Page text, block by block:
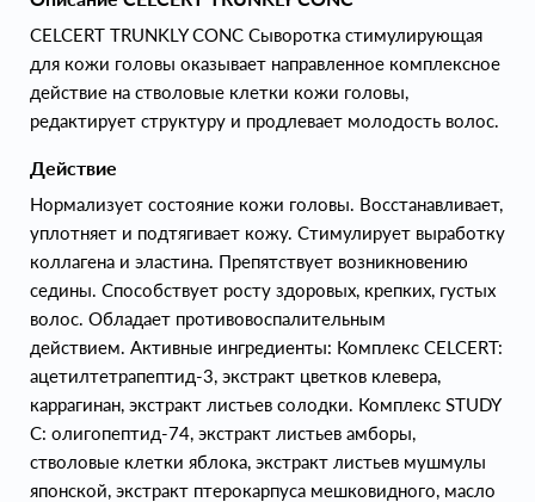
CELCERT TRUNKLY CONC Сыворотка стимулирующая
для кожи головы оказывает направленное комплексное
действие на стволовые клетки кожи головы,
редактирует структуру и продлевает молодость волос.
Действие
Нормализует состояние кожи головы. Восстанавливает,
уплотняет и подтягивает кожу. Стимулирует выработку
коллагена и эластина. Препятствует возникновению
седины. Способствует росту здоровых, крепких, густых
волос. Обладает противовоспалительным
действием. Активные ингредиенты: Комплекс CELCERT:
ацетилтетрапептид-3, экстракт цветков клевера,
каррагинан, экстракт листьев солодки. Комплекс STUDY
C: олигопептид-74, экстракт листьев амборы,
стволовые клетки яблока, экстракт листьев мушмулы
японской, экстракт птерокарпуса мешковидного, масло